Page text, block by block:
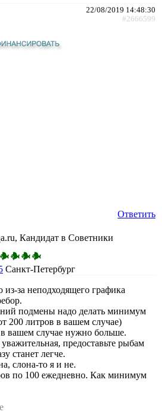
22/08/2019 14:48:30
#2666599
Ответить
Кандидат в Советники
Санкт-Петербург
из-за неподходящего графика
подмены надо делать минимум
200 литров в вашем случае)
вашем случае нужно больше.
предоставьте рыбам
станет легче.
слона-то я и не.
по 100 ежедневно. Как минимум